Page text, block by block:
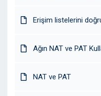
Erişim listelerini
Ağın NAT ve PAT
NAT ve PAT